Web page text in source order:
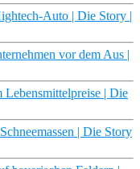
Auto | Die Story |
vor dem Aus |
| Die
| Die Story